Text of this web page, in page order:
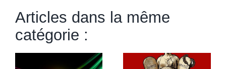
Articles dans la même
catégorie :